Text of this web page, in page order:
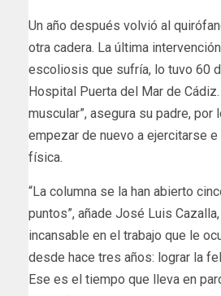
Un año después volvió al
otra cadera. La última
escoliosis que sufría, lo tuvo 60
Hospital Puerta del Mar de
muscular”, asegura su padre, por
empezar de nuevo a ejercitarse
física.
“La columna se la han abierto
puntos”, añade José Luis
incansable en el trabajo que le
desde hace tres años: lograr la
Ese es el tiempo que lleva en